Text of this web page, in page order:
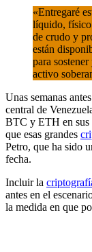
«Entregaré
líquido, físico
de crudo y
están
para
activo
Unas semanas
central de
BTC y ETH en sus
que esas grandes
Petro, que ha sido
fecha.
Incluir la
antes en el
la medida en que